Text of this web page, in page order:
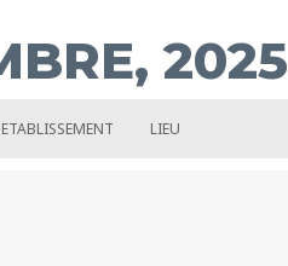
2025
ETABLISSEMENT LIEU